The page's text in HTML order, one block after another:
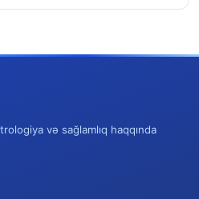
və sağlamlıq haqqında